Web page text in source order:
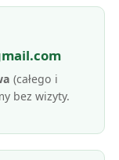
(całego i
bez wizyty.